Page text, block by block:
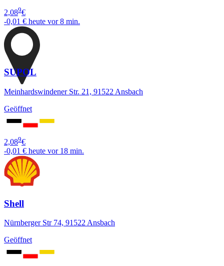
2,089€
-0,01 € heute vor 8 min.
SUPOL
Meinhardswindener Str. 21, 91522 Ansbach
Geöffnet
2,089€
-0,01 € heute vor 18 min.
Shell
Nürnberger Str 74, 91522 Ansbach
Geöffnet